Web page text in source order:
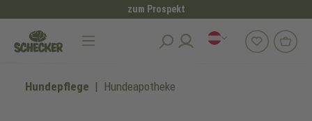
zum Prospekt
Hundepflege Hundeapotheke